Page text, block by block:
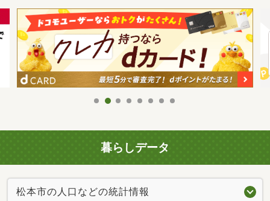
暮らしデータ
松本市の人口などの統計情報